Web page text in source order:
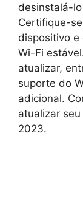
desinstalá-
Certifique-
dispositivo e
Wi-Fi
atualizar,
suporte do
adicional.
atualizar
2023.